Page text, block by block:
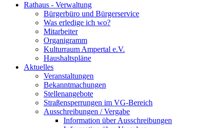
Rathaus - Verwaltung
Bürgerbüro und Bürgerservice
Was erledige ich wo?
Mitarbeiter
Organigramm
Kulturraum Ampertal e.V.
Haushaltspläne
Aktuelles
Veranstaltungen
Bekanntmachungen
Stellenangebote
Straßensperrungen im VG-Bereich
Ausschreibungen / Vergabe
Information über Ausschreibungen